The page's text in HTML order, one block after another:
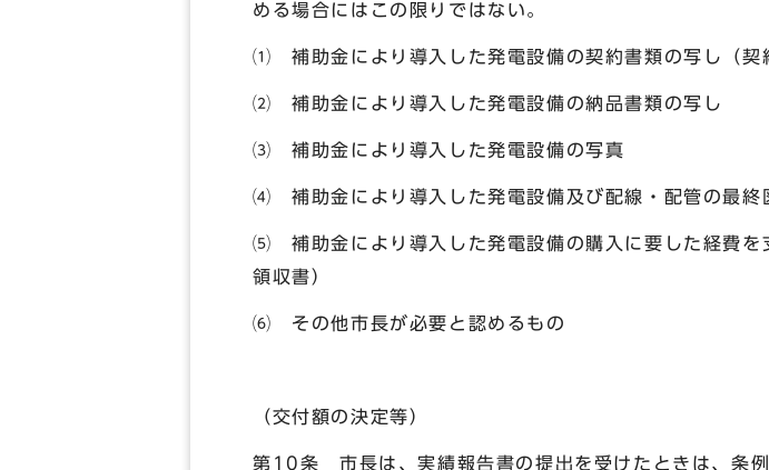
める場合にはこの限りではない。
⑴ 補助金により導入した発電設備の契約書類の写し（契
⑵ 補助金により導入した発電設備の納品書類の写し
⑶ 補助金により導入した発電設備の写真
⑷ 補助金により導入した発電設備及び配線・配管の最終
⑸ 補助金により導入した発電設備の購入に要した経費を
領収書）
⑹ その他市長が必要と認めるもの
（交付額の決定等）
第10条 市長は、実績報告書の提出を受けたときは、条